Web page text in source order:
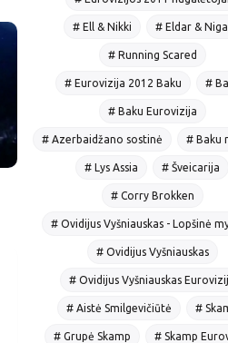
# Ell & Nikki # Eldar &
# Running Scared
# Eurovizija 2012 Baku #
# Baku Eurovizija
# Azerbaidžano sostinė # Baku
# Lys Assia # Šveicarija
# Corry Brokken
# Ovidijus Vyšniauskas - Lopšinė
# Ovidijus Vyšniauskas
# Ovidijus Vyšniauskas
# Aistė Smilgevičiūtė #
# Grupė Skamp # Skamp